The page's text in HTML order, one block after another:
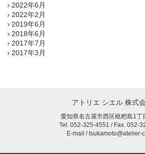
2022年6月
2022年2月
2019年6月
2018年6月
2017年7月
2017年3月
アトリエ シエル 株式
愛知県名古屋市西区枇杷島1丁
Tel. 052-325-4551 / Fax. 052-
E-mail / tsukamoto@atelier-